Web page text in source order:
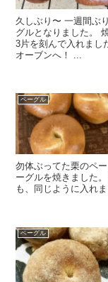
久しぶり〜 一週間ぶ
グルとなりました。
3片を刻んで入れまし
オーブンへ！ ...
ベーグル
勿体ぶってた栗のペ
ーグルを焼きました
も、同じように入れ
ベーグル